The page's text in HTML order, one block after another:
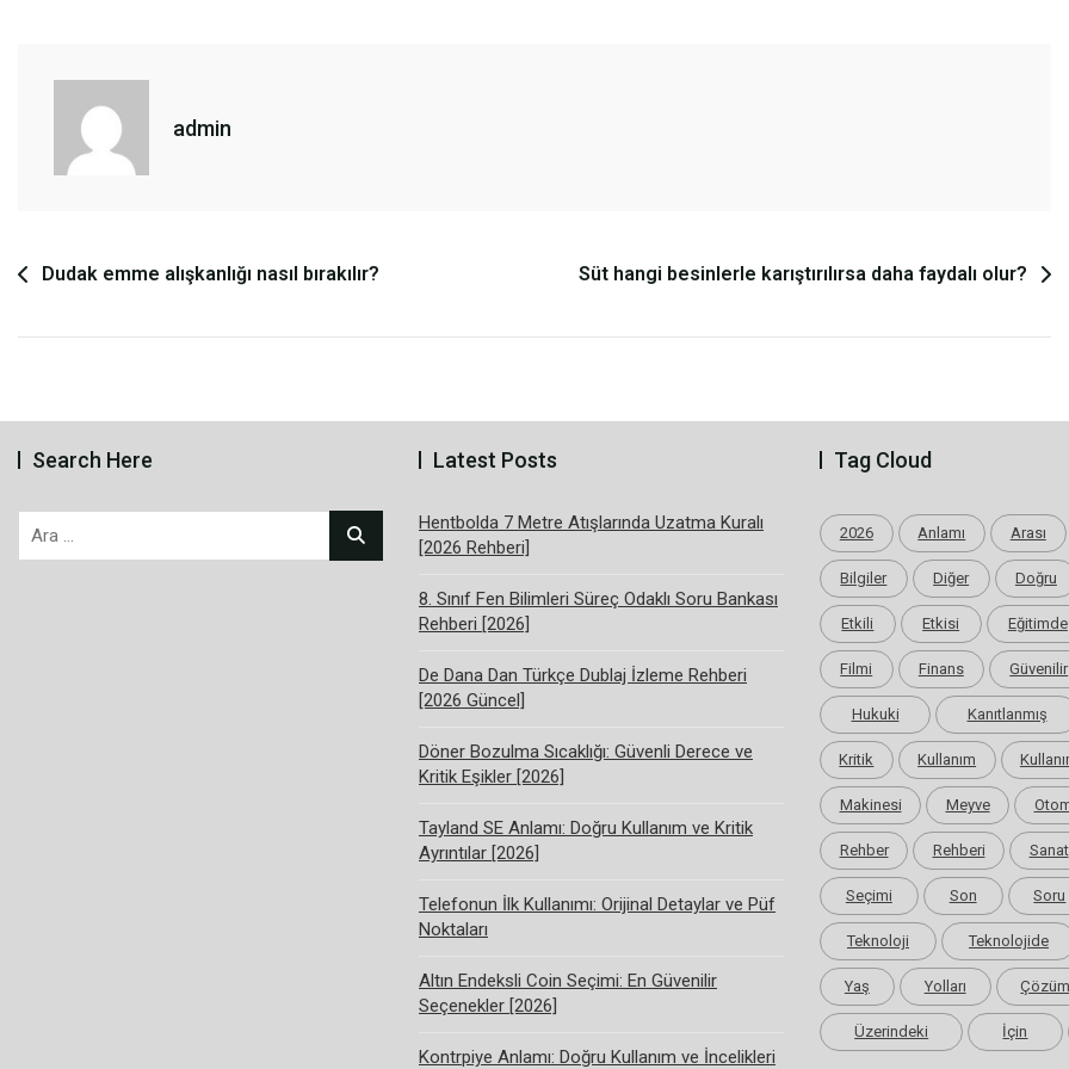
admin
YazıDudak emme alışkanlığı nasıl bırakılır? Süt hangi besinlerle karıştırılırsa daha faydalı olur?
Search Here
Arama:
Latest Posts
Hentbolda 7 Metre Atışlarında Uzatma Kuralı
[2026 Rehberi]
8. Sınıf Fen Bilimleri Süreç Odaklı Soru Bankası
Rehberi [2026]
De Dana Dan Türkçe Dublaj İzleme Rehberi
[2026 Güncel]
Döner Bozulma Sıcaklığı: Güvenli Derece ve
Kritik Eşikler [2026]
Tayland SE Anlamı: Doğru Kullanım ve Kritik
Ayrıntılar [2026]
Telefonun İlk Kullanımı: Orijinal Detaylar ve Püf
Noktaları
Altın Endeksli Coin Seçimi: En Güvenilir
Seçenekler [2026]
Kontrpiye Anlamı: Doğru Kullanım ve İncelikleri
Tag Cloud
2026 Anlamı Arası
Bilgiler Diğer Doğru
Etkili Etkisi Eğitimde
Filmi Finans Güvenilir
Hukuki Kanıtlanmış
Kritik Kullanım
Makinesi Meyve
Rehber Rehberi Sanat
Seçimi Son Soru
Teknoloji Teknolojide
Yaş Yolları Çözüm
Üzerindeki İçin